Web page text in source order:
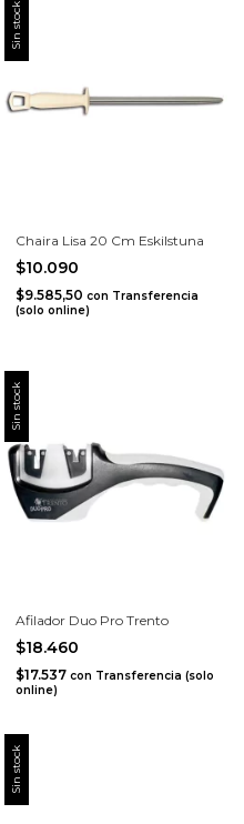
Sin stock
Chaira Lisa 20 Cm Eskilstuna
$10.090
$9.585,50 con Transferencia
(solo online)
Sin stock
Afilador Duo Pro Trento
$18.460
$17.537 con Transferencia (solo
online)
Sin stock